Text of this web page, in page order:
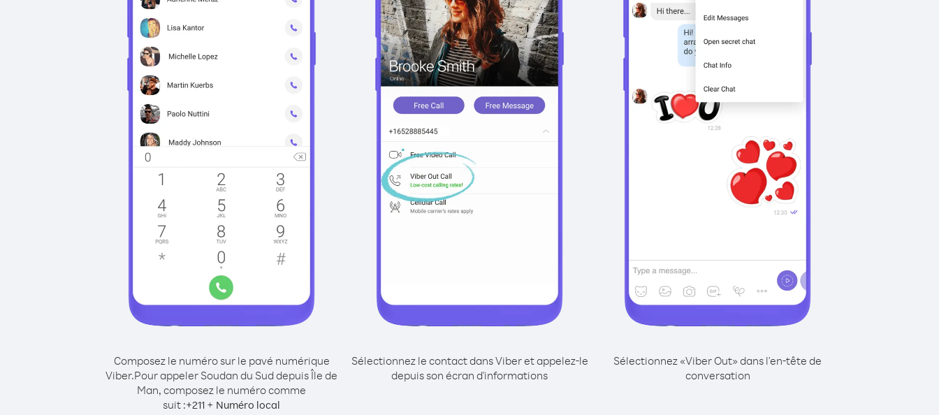
Composez le numéro sur le pavé numérique
Viber.Pour appeler Soudan du Sud depuis Île de
Man, composez le numéro comme
suit :+211 + Numéro local
Sélectionnez le contact dans Viber et appelez-le
depuis son écran d'informations
Sélectionnez «Viber Out» dans l'en-tête de
conversation